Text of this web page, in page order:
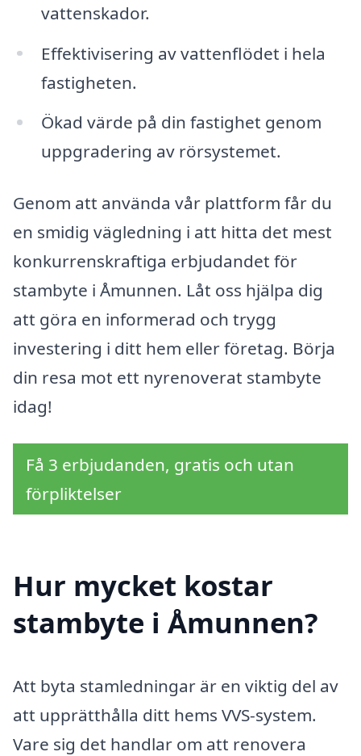
vattenskador.
Effektivisering av vattenflödet i hela
fastigheten.
Ökad värde på din fastighet genom
uppgradering av rörsystemet.
Genom att använda vår plattform får du
en smidig vägledning i att hitta det mest
konkurrenskraftiga erbjudandet för
stambyte i Åmunnen. Låt oss hjälpa dig
att göra en informerad och trygg
investering i ditt hem eller företag. Börja
din resa mot ett nyrenoverat stambyte
idag!
Få 3 erbjudanden, gratis och utan
förpliktelser
Hur mycket kostar
stambyte i Åmunnen?
Att byta stamledningar är en viktig del av
att upprätthålla ditt hems VVS-system.
Vare sig det handlar om att renovera